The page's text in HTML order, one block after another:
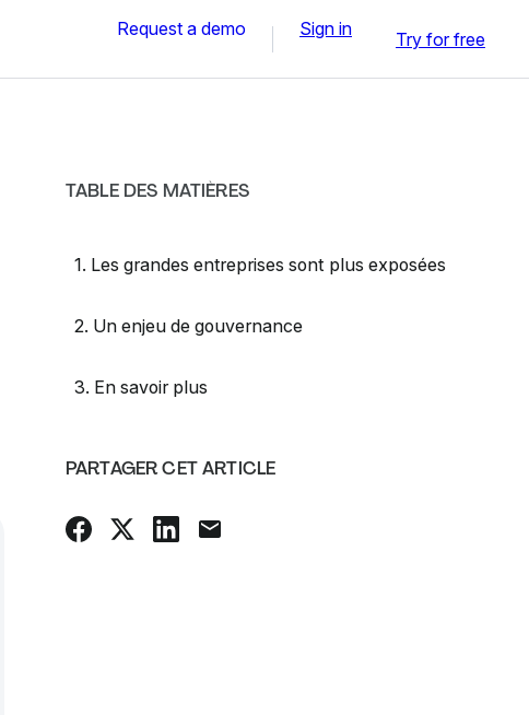
Request a demo Sign in Try for free
TABLE DES MATIÈRES
1. Les grandes entreprises sont plus exposées
2. Un enjeu de gouvernance
3. En savoir plus
PARTAGER CET ARTICLE